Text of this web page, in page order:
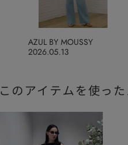
2026.05.13
AZUL BY MOUSSY
このアイテムを使っ